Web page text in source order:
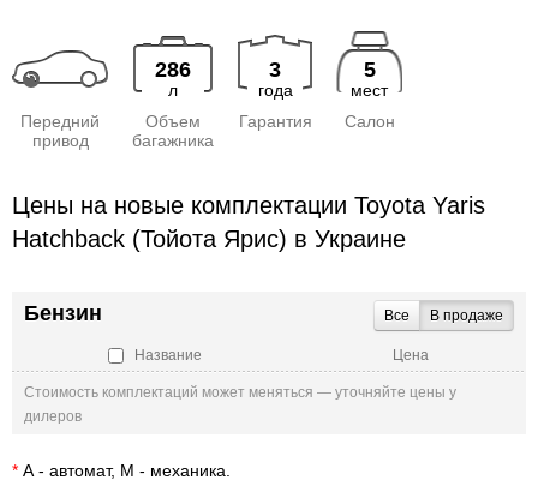
Передний
привод
286
л
Объем
багажника
3
года
Гарантия
5
мест
Салон
Цены на новые комплектации Toyota Yaris
Hatchback (Тойота Ярис) в Украине
Бензин Все В продаже
Название Цена
Стоимость комплектаций может меняться — уточняйте цены у
дилеров
* А - автомат, М - механика.